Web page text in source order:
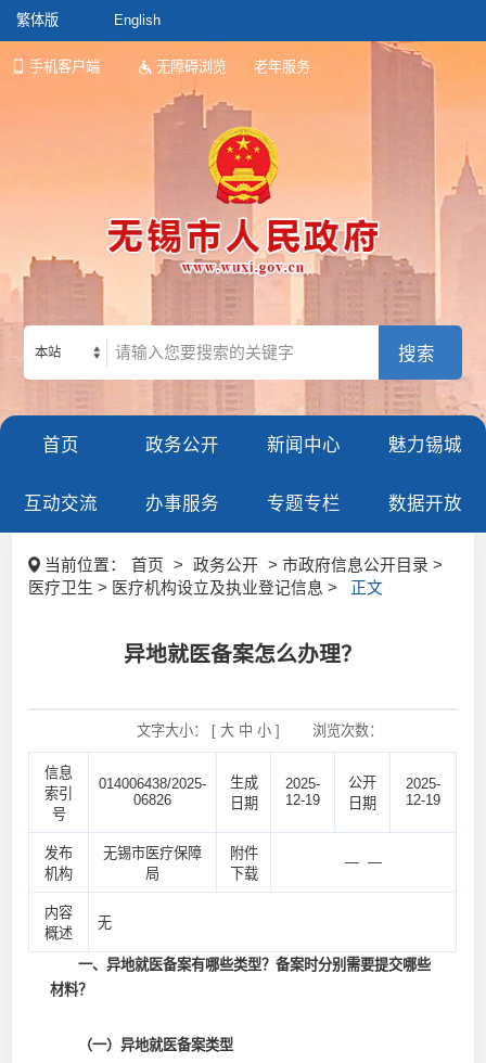
繁体版 English
手机客户端 无障碍浏览 老年服务
本站
首页 政务公开 新闻中心 魅力锡城
互动交流 办事服务 专题专栏 数据开放
当前位置： 首页 > 政务公开
> 市政府信息公开目录 >
医疗卫生 > 医疗机构设立及执业登记信息 >
正文
异地就医备案怎么办理？
文字大小： [ 大 中 小] 浏览次数：
信息
索引
号
014006438/2025-
06826
生成
日期
2025-
12-19
公开
日期
2025-
12-19
发布
机构
无锡市医疗保障
局
附件
下载
— —
内容
概述
无
一、异地就医备案有哪些类型？备案时分别需要提交哪些
材料？
（一）异地就医备案类型